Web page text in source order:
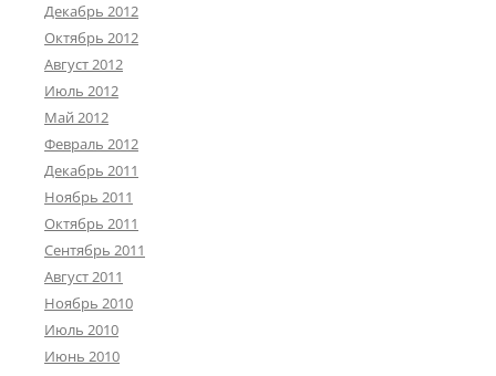
Декабрь 2012
Октябрь 2012
Август 2012
Июль 2012
Май 2012
Февраль 2012
Декабрь 2011
Ноябрь 2011
Октябрь 2011
Сентябрь 2011
Август 2011
Ноябрь 2010
Июль 2010
Июнь 2010